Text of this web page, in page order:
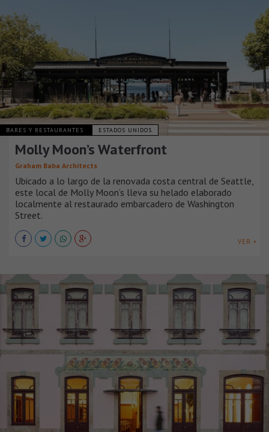
BARES Y RESTAURANTES ESTADOS UNIDOS
Molly Moon’s Waterfront
Graham Baba Architects
Ubicado a lo largo de la renovada costa central de Seattle,
este local de Molly Moon’s lleva su helado elaborado
localmente al restaurado embarcadero de Washington
Street.
VER +